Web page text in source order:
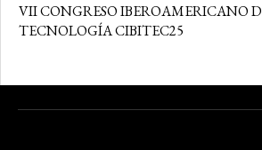
VII CONGRESO IBEROAMERICANO
TECNOLOGÍA CIBITEC25